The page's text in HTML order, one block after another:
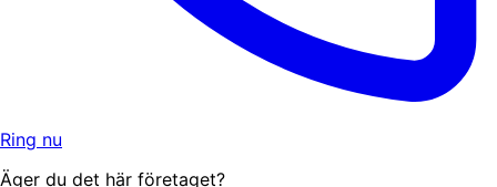
Ring nu
Äger du det här företaget?